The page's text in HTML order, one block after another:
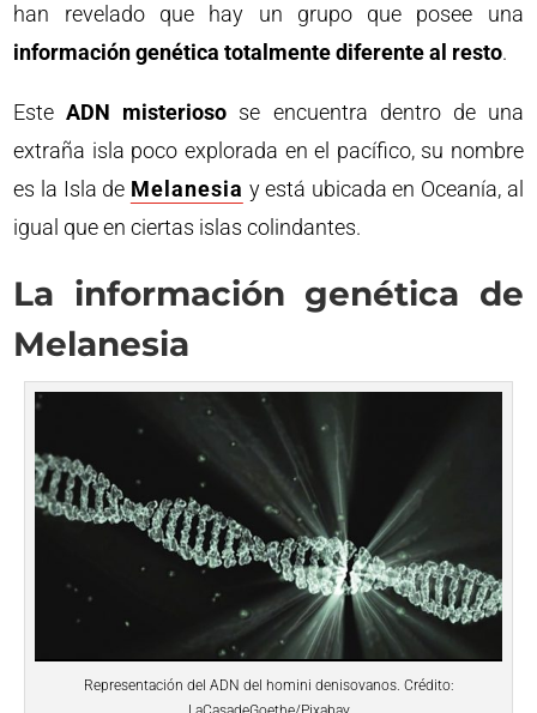
han revelado que hay un grupo que posee una
información genética totalmente diferente al resto.
EsteADN misterioso se encuentra dentro de una
extraña isla poco explorada en el pacífico, su nombre
es la Isla de Melanesia y está ubicada en Oceanía, al
igual que en ciertas islas colindantes.
La información genética de
Melanesia
Representación del ADN del homini denisovanos. Crédito: